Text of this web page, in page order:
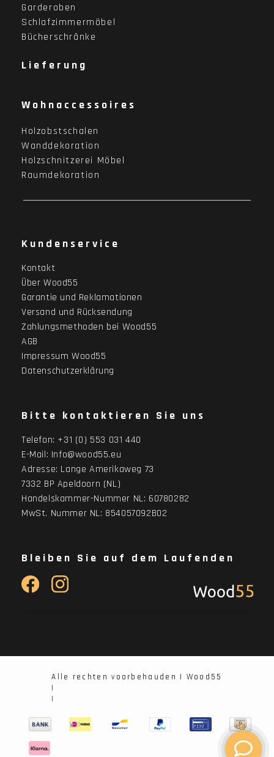
Garderoben
Schlafzimmermöbel
Bücherschränke
Lieferung
Wohnaccessoires
Holzobstschalen
Wanddekoration
Holzschnitzerei Möbel
Raumdekoration
Kundenservice
Kontakt
Über Wood55
Garantie und Reklamationen
Versand und Rücksendung
Zahlungsmethoden bei Wood55
AGB
Impressum Wood55
Datenschutzerklärung
Bitte kontaktieren Sie uns
Telefon: +31 (0) 553 031 440
E-Mail: Info@wood55.eu
Adresse: Lange Amerikaweg 73
7332 BP Apeldoorn (NL)
Handelskammer-Nummer NL: 60780282
MwSt. Nummer NL: 854057092B02
Bleiben Sie auf dem Laufenden
Alle rechten voorbehauden | Wood55
|
|